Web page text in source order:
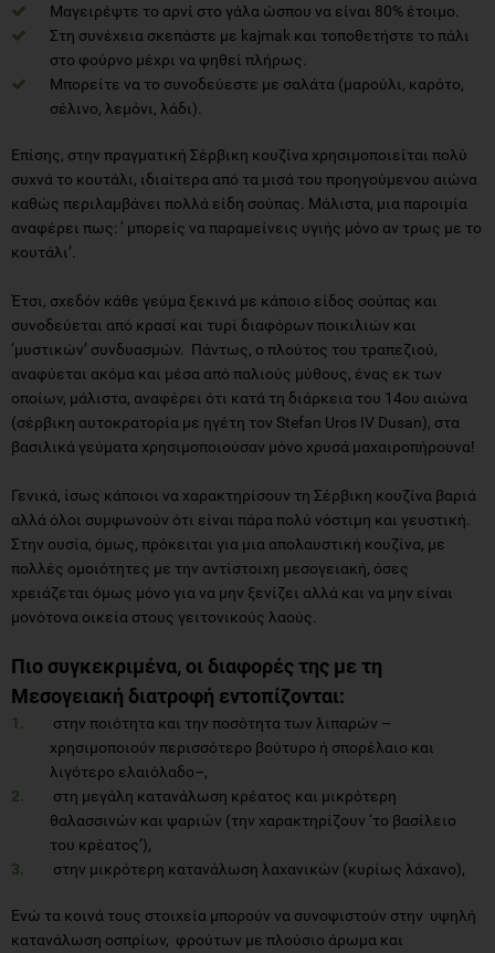
Μαγειρέψτε το αρνί στο γάλα ώσπου να είναι 80% έτοιμο.
Στη συνέχεια σκεπάστε με kajmak και τοποθετήστε το πάλι
στο φούρνο μέχρι να ψηθεί πλήρως.
Μπορείτε να το συνοδεύεστε με σαλάτα (μαρούλι, καρότο,
σέλινο, λεμόνι, λάδι).
Επίσης, στην πραγματική Σέρβικη κουζίνα χρησιμοποιείται πολύ
συχνά το κουτάλι, ιδιαίτερα από τα μισά του προηγούμενου αιώνα
καθώς περιλαμβάνει πολλά είδη σούπας. Μάλιστα, μια παροιμία
αναφέρει πως: ‘ μπορείς να παραμείνεις υγιής μόνο αν τρως με το
κουτάλι’.
Έτσι, σχεδόν κάθε γεύμα ξεκινά με κάποιο είδος σούπας και
συνοδεύεται από κρασί και τυρί διαφόρων ποικιλιών και
‘μυστικών’ συνδυασμών. Πάντως, ο πλούτος του τραπεζιού,
αναφύεται ακόμα και μέσα από παλιούς μύθους, ένας εκ των
οποίων, μάλιστα, αναφέρει ότι κατά τη διάρκεια του 14ου αιώνα
(σέρβικη αυτοκρατορία με ηγέτη τον Stefan Uros IV Dusan), στα
βασιλικά γεύματα χρησιμοποιούσαν μόνο χρυσά μαχαιροπήρουνα!
Γενικά, ίσως κάποιοι να χαρακτηρίσουν τη Σέρβικη κουζίνα βαριά
αλλά όλοι συμφωνούν ότι είναι πάρα πολύ νόστιμη και γευστική.
Στην ουσία, όμως, πρόκειται για μια απολαυστική κουζίνα, με
πολλές ομοιότητες με την αντίστοιχη μεσογειακή, όσες
χρειάζεται όμως μόνο για να μην ξενίζει αλλά και να μην είναι
μονότονα οικεία στους γειτονικούς λαούς.
Πιο συγκεκριμένα, οι διαφορές της με τη
Μεσογειακή διατροφή εντοπίζονται:
στην ποιότητα και την ποσότητα των λιπαρών –
χρησιμοποιούν περισσότερο βούτυρο ή σπορέλαιο και
λιγότερο ελαιόλαδο–,
στη μεγάλη κατανάλωση κρέατος και μικρότερη
θαλασσινών και ψαριών (την χαρακτηρίζουν ‘το βασίλειο
του κρέατος’),
στην μικρότερη κατανάλωση λαχανικών (κυρίως λάχανο),
Eνώ τα κοινά τους στοιχεία μπορούν να συνοψιστούν στην υψηλή
κατανάλωση οσπρίων, φρούτων με πλούσιο άρωμα και